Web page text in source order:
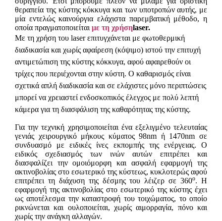
θεραπεία της κύστης κόκκυγα και των υποτροπών αυτής, με
μία εντελώς καινούργια ελάχιστα παρεμβατική μέθοδο, η
οποία πραγματοποιείται με τη χρήσηlaser.
Με τη χρήση του laserεπιτυγχάνεται με φωτοθερμική
διαδικασία και χωρίς αφαίρεση (κόψιμο) ιστού την επιτυχή
αντιμετώπιση της κύστης κόκκυγα, αφού αφαιρεθούν οι
τρίχες που περιέχονται στην κύστη. Ο καθαρισμός είναι
σχετικά απλή διαδικασία και σε ελάχιστες μόνο περιπτώσεις
μπορεί να χρειαστεί ενδοσκοπικός έλεγχος με πολύ λεπτή
κάμερα για τη διασφάλιση της καθαρότητας της κύστης.
Για την τεχνική χρησιμοποιείται ένα εξελιγμένο τελευταίας
γενιάς χειρουργικό μήκους κύματος 98nm ή 1470nm σε
συνδυασμό με ειδικές ίνες εκπομπής της ενέργειας. Ο
ειδικός σχεδιασμός των ινών αυτών επιτρέπει και
διασφαλίζει την ομοιόμορφη και ασφαλή εφαρμογή της
ακτινοβολίας στο εσωτερικό της κύστεως, κυκλοτερώς αφού
επιτρέπει τη διάχυση της δέσμης του λέιζερ σε 360ο. Η
εφαρμογή της ακτινοβολίας στο εσωτερικό της κύστης έχει
ως αποτέλεσμα την καταστροφή του τοιχώματος, το οποίο
ρικνώνεται και ουλοποιείται, χωρίς αιμορραγία, πόνο και
χωρίς την ανάγκη αλλαγών.